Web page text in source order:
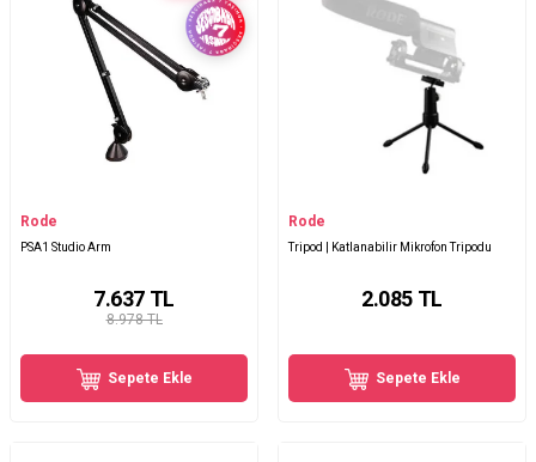
Rode
PSA1 Studio Arm
8.978 TL
7.637 TL
Sepete Ekle
Rode
Tripod | Katlanabilir Mikrofon Tripodu
2.085 TL
Sepete Ekle